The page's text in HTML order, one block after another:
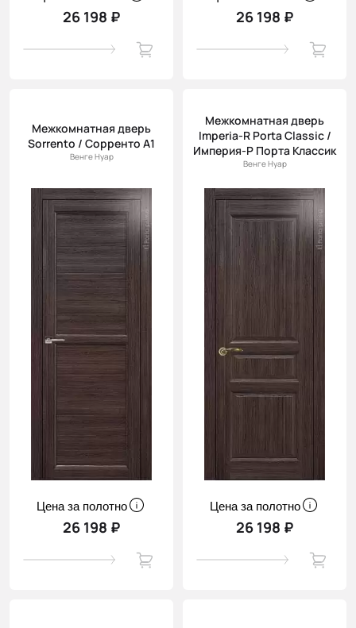
26 198 ₽ 26 198 ₽
Межкомнатная дверь
Sorrento / Сорренто А1
Венге Нуар
Цена за полотно
26 198 ₽
Межкомнатная дверь
Imperia-R Porta Classic /
Империя-Р Порта Классик
Венге Нуар
Цена за полотно
26 198 ₽